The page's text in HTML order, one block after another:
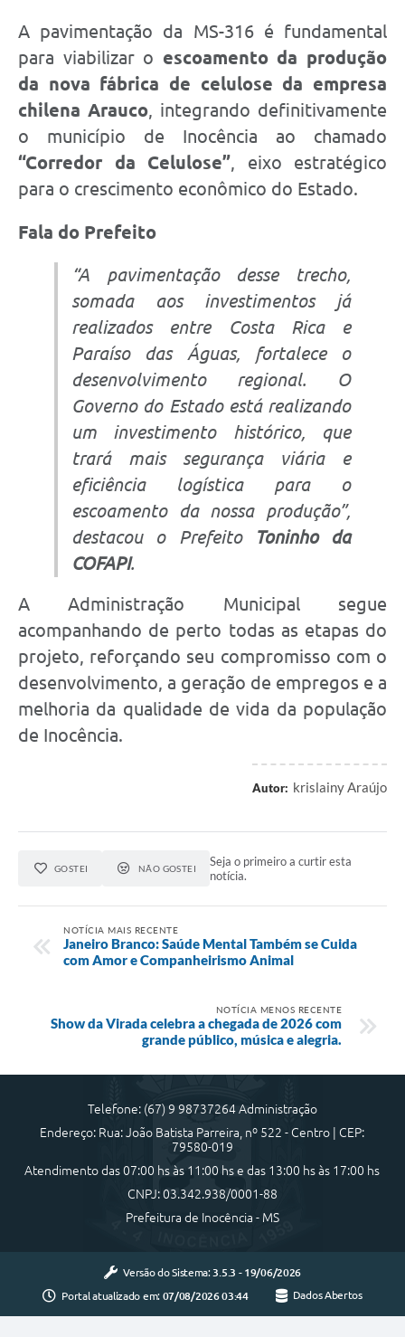
A pavimentação da MS-316 é fundamental
para viabilizar o escoamento da produção
da nova fábrica de celulose da empresa
chilena Arauco, integrando definitivamente
o município de Inocência ao chamado
“Corredor da Celulose”, eixo estratégico
para o crescimento econômico do Estado.
Fala do Prefeito
“A pavimentação desse trecho,
somada aos investimentos já
realizados entre Costa Rica e
Paraíso das Águas, fortalece o
desenvolvimento regional. O
Governo do Estado está realizando
um investimento histórico, que
trará mais segurança viária e
eficiência logística para o
escoamento da nossa produção”,
destacou o Prefeito
Toninho da
COFAPI.
A Administração Municipal segue
acompanhando de perto todas as etapas do
projeto, reforçando seu compromisso com o
desenvolvimento, a geração de empregos e a
melhoria da qualidade de vida da população
de Inocência.
Autor: krislainy Araújo
GOSTEI NÃO GOSTEI
Seja o primeiro a curtir esta
notícia.
NOTÍCIA MAIS RECENTE
Janeiro Branco: Saúde Mental Também se Cuida
com Amor e Companheirismo Animal
NOTÍCIA MENOS RECENTE
Show da Virada celebra a chegada de 2026 com
grande público, música e alegria.
Telefone: (67) 9 98737264 Administração
Endereço: Rua: João Batista Parreira, nº 522 - Centro | CEP:
79580-019
Atendimento das 07:00 hs às 11:00 hs e das 13:00 hs às 17:00 hs
CNPJ: 03.342.938/0001-88
Prefeitura de Inocência - MS
Versão do Sistema: 3.5.3 - 19/06/2026
Portal atualizado em: 07/08/2026 03:44 Dados Abertos